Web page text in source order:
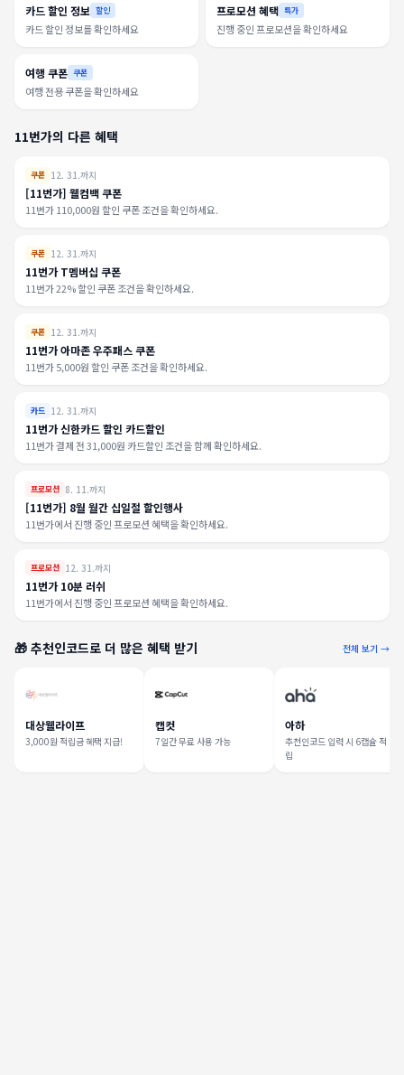
카드 할인 정보 할인
카드 할인 정보를 확인하세요
프로모션 혜택 특가
진행 중인 프로모션을 확인하세요
여행 쿠폰 쿠폰
여행 전용 쿠폰을 확인하세요
11번가의 다른 혜택
쿠폰 12. 31.까지
[11번가] 웰컴백 쿠폰
11번가 110,000원 할인 쿠폰 조건을 확인하세요.
쿠폰 12. 31.까지
11번가 T멤버십 쿠폰
11번가 22% 할인 쿠폰 조건을 확인하세요.
쿠폰 12. 31.까지
11번가 아마존 우주패스 쿠폰
11번가 5,000원 할인 쿠폰 조건을 확인하세요.
카드 12. 31.까지
11번가 신한카드 할인 카드할인
11번가 결제 전 31,000원 카드할인 조건을 함께 확인하세요.
프로모션 8. 11.까지
[11번가] 8월 월간 십일절 할인행사
11번가에서 진행 중인 프로모션 혜택을 확인하세요.
프로모션 12. 31.까지
11번가 10분 러쉬
11번가에서 진행 중인 프로모션 혜택을 확인하세요.
🎁 추천인코드로 더 많은 혜택 받기 전체 보기 →
대상웰라이프
3,000원 적립금 혜택 지급!
캡컷
7일간 무료 사용 가능
아하
추천인코드 입력 시 6캡슐 적
립